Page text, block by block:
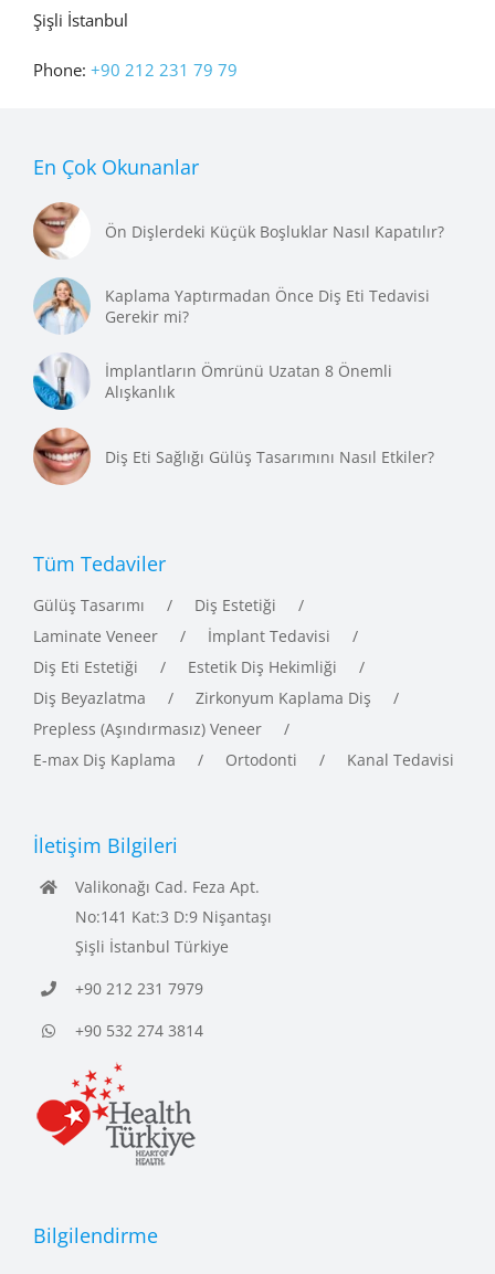
Şişli İstanbul
Phone: +90 212 231 79 79
En Çok Okunanlar
Ön Dişlerdeki Küçük Boşluklar Nasıl Kapatılır?
Kaplama Yaptırmadan Önce Diş Eti Tedavisi
Gerekir mi?
İmplantların Ömrünü Uzatan 8 Önemli
Alışkanlık
Diş Eti Sağlığı Gülüş Tasarımını Nasıl Etkiler?
Tüm Tedaviler
Gülüş Tasarımı
Diş Estetiği
Laminate Veneer
İmplant Tedavisi
Diş Eti Estetiği
Estetik Diş Hekimliği
Diş Beyazlatma
Zirkonyum Kaplama Diş
Prepless (Aşındırmasız) Veneer
E-max Diş Kaplama
Ortodonti Kanal Tedavisi
İletişim Bilgileri
Valikonağı Cad. Feza Apt.
No:141 Kat:3 D:9 Nişantaşı
Şişli İstanbul Türkiye
+90 212 231 7979
+90 532 274 3814
Bilgilendirme